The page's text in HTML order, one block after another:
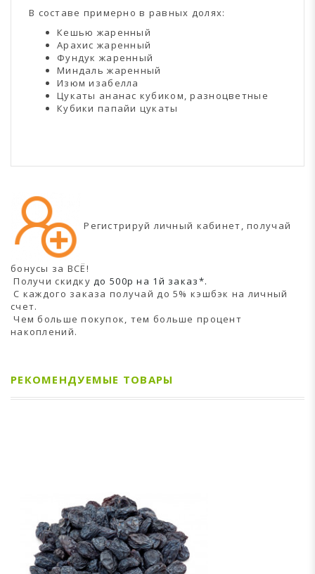
В составе примерно в равных долях:
Кешью жаренный
Арахис жаренный
Фундук жаренный
Миндаль жаренный
Изюм изабелла
Цукаты ананас кубиком, разноцветные
Кубики папайи цукаты
Регистрируй личный кабинет, получай
бонусы за ВСЁ!
Получи скидкудо 500р на 1й заказ*.
С каждого заказа получай до 5% кэшбэк на личный
счет.
Чем больше покупок, тем больше процент
накоплений.
РЕКОМЕНДУЕМЫЕ ТОВАРЫ